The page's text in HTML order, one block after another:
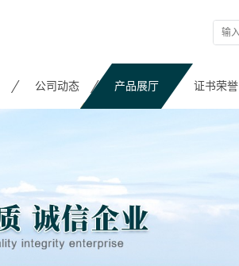
公司动态 产品展厅 证书荣誉